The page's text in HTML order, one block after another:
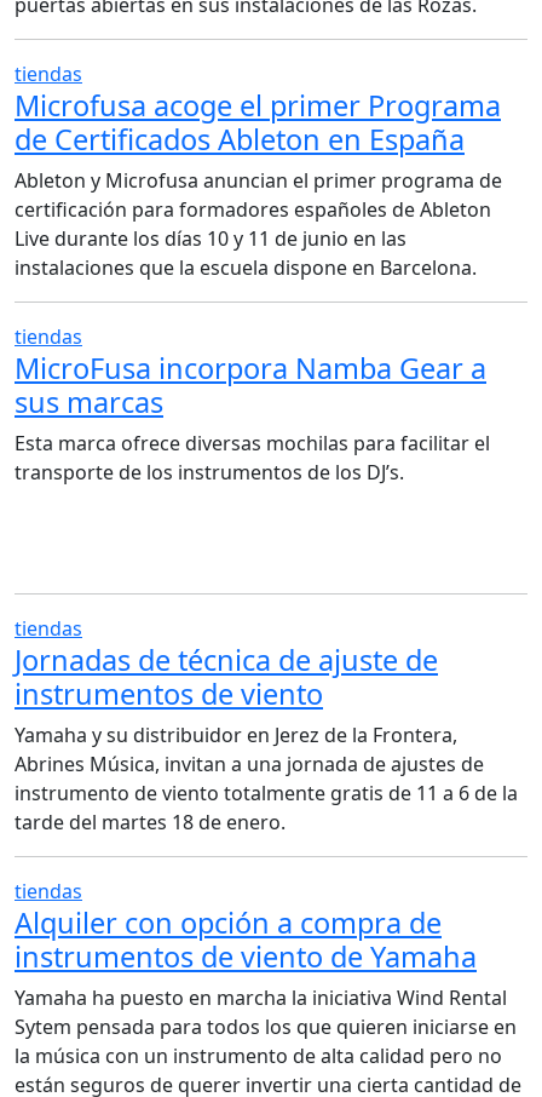
puertas abiertas en sus instalaciones de las Rozas.
tiendas
Microfusa acoge el primer Programa
de Certificados Ableton en España
Ableton y Microfusa anuncian el primer programa de
certificación para formadores españoles de Ableton
Live durante los días 10 y 11 de junio en las
instalaciones que la escuela dispone en Barcelona.
tiendas
MicroFusa incorpora Namba Gear a
sus marcas
Esta marca ofrece diversas mochilas para facilitar el
transporte de los instrumentos de los DJ’s.
tiendas
Jornadas de técnica de ajuste de
instrumentos de viento
Yamaha y su distribuidor en Jerez de la Frontera,
Abrines Música, invitan a una jornada de ajustes de
instrumento de viento totalmente gratis de 11 a 6 de la
tarde del martes 18 de enero.
tiendas
Alquiler con opción a compra de
instrumentos de viento de Yamaha
Yamaha ha puesto en marcha la iniciativa Wind Rental
Sytem pensada para todos los que quieren iniciarse en
la música con un instrumento de alta calidad pero no
están seguros de querer invertir una cierta cantidad de